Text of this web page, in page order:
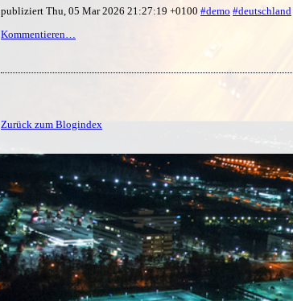
publiziert Thu, 05 Mar 2026 21:27:19 +0100 #demo #deutschland
Kommentieren…
Zurück zum Blogindex